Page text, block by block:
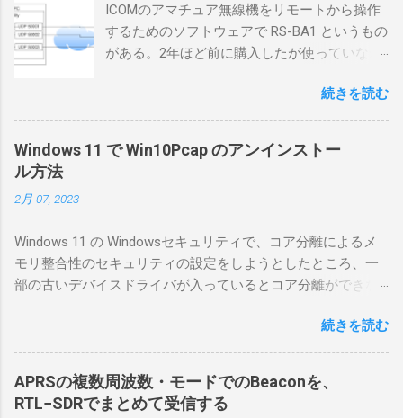
ICOMのアマチュア無線機をリモートから操作
するためのソフトウェアで RS-BA1 というもの
がある。2年ほど前に購入したが使っていなか
としているので、リモートから操作できる無
線局構築のために、真面目に使ってみること
くだろうと思ったのだが、ちっともそんなに
合は、下記のこれらものが必要である ICOMの
無線機。 今回は私が持っているIC-7300を使
う。 無線機側(サーバ側) のWindows PC。 今
を入れて使っている。 TPMとか入っているの
でBitLockerのDisk暗号化もでき、遠隔地で盗難
にあってもデータ流出の危険性が少ないかな
と思って。 操作側 (クライアント側) の
続きを読む
Windows 11 で Win10Pcap のアンインストー
ル方法
2月 07, 2023
Windows 11 の Windowsセキュリティで、コア分離によるメ
モリ整合性のセキュリティの設定をしようとしたところ、一
部の古いデバイスドライバが入っているとコア分離ができな
で利用する Win10Pcap.sys が入っているためにコア分離がで
きないとエラーが出ておりました。 アンインストールのプロ
グラムなどを走らせてもアンインストールできなかったの
で、どのように実行すればよいのか調べながら実施しまし
た。結論としては pnputil というコマンドを用いればよかった
続きを読む
APRSの複数周波数・モードでのBeaconを、
RTL−SDRでまとめて受信する